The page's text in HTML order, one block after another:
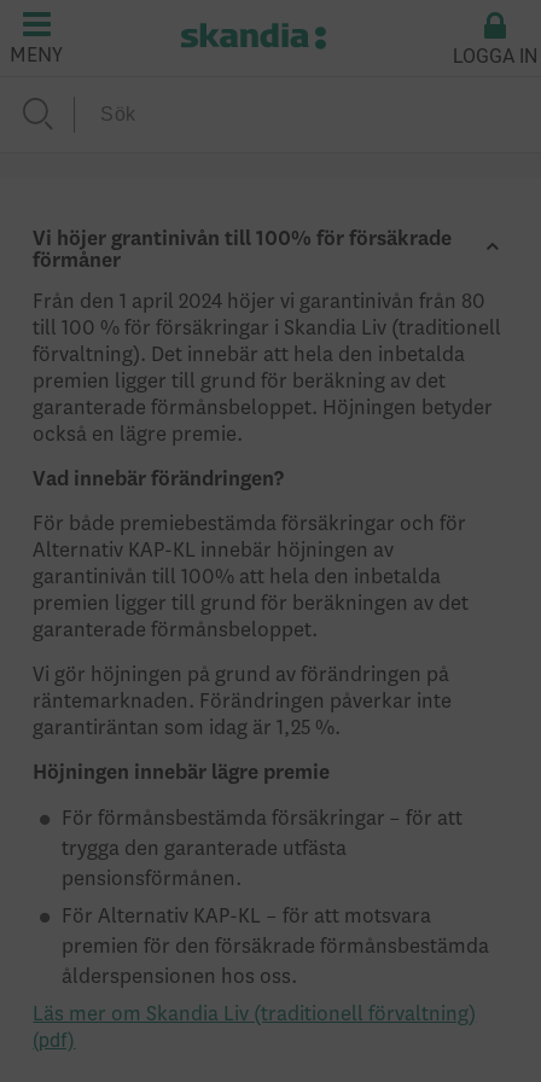
MENY LOGGA IN
Vi höjer grantinivån till 100% för försäkrade
förmåner
Från den 1 april 2024 höjer vi garantinivån från 80
till 100 % för försäkringar i Skandia Liv (traditionell
förvaltning). Det innebär att hela den inbetalda
premien ligger till grund för beräkning av det
garanterade förmånsbeloppet. Höjningen betyder
också en lägre premie.
Vad innebär förändringen?
För både premiebestämda försäkringar och för
Alternativ KAP-KL innebär höjningen av
garantinivån till 100% att hela den inbetalda
premien ligger till grund för beräkningen av det
garanterade förmånsbeloppet.
Vi gör höjningen på grund av förändringen på
räntemarknaden. Förändringen påverkar inte
garantiräntan som idag är 1,25 %.
Höjningen innebär lägre premie
För förmånsbestämda försäkringar – för att
trygga den garanterade utfästa
pensionsförmånen.
För Alternativ KAP-KL – för att motsvara
premien för den försäkrade förmånsbestämda
ålderspensionen hos oss.
Läs mer om Skandia Liv (traditionell förvaltning)